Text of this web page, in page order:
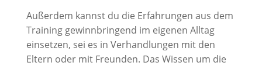
Außerdem kannst du die Erfahrungen aus dem
Training gewinnbringend im eigenen Alltag
einsetzen, sei es in Verhandlungen mit den
Eltern oder mit Freunden. Das Wissen um die